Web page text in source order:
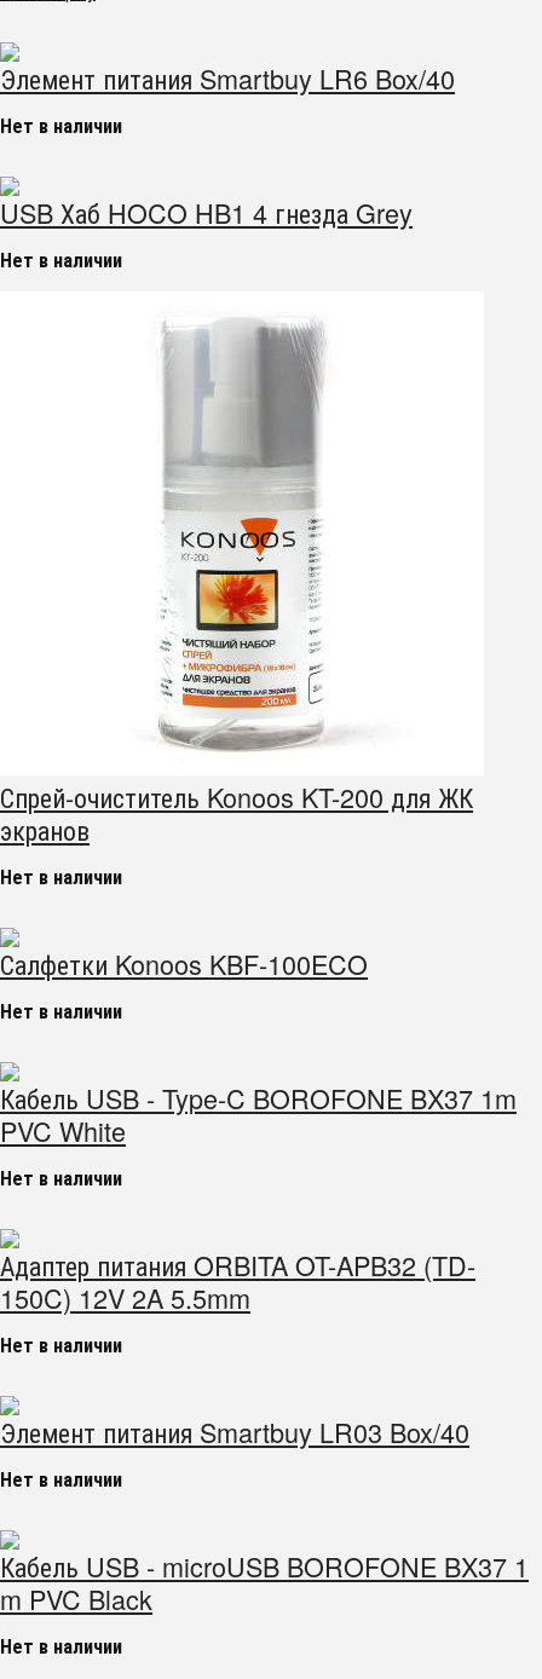
Элемент питания Smartbuy LR6 Box/40
Нет в наличии
USB Хаб HOCO HB1 4 гнезда Grey
Нет в наличии
Спрей-очиститель Konoos KT-200 для ЖК
экранов
Нет в наличии
Салфетки Konoos KBF-100ECO
Нет в наличии
Кабель USB - Type-C BOROFONE BX37 1m
PVC White
Нет в наличии
Адаптер питания ORBITA OT-APB32 (TD-
150C) 12V 2A 5.5mm
Нет в наличии
Элемент питания Smartbuy LR03 Box/40
Нет в наличии
Кабель USB - microUSB BOROFONE BX37 1
m PVC Black
Нет в наличии